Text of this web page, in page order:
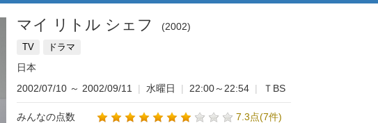
マイ リトル シェフ 2002
TV ドラマ
日本
2002/07/10 ～ 2002/09/11 | 水曜日 | 22:00～22:54 | ＴBS
みんなの点数
7.3点(7件)